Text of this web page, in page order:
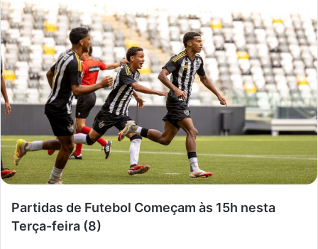
Partidas de Futebol Começam às 15h nesta
Terça-feira (8)